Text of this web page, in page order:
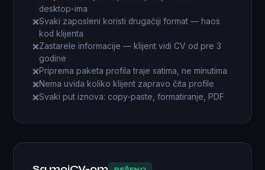
desktop-ima
❌Svaki zaposleni koristi drugačiji format — haos
kod klijenta
❌Zastarele informacije — klijent vidi CV od pre 3
godine
❌Priprema paketa profila traje satima, ne minutima
❌Nema uvida koliko klijent zapravo čita profile
❌Svaki put iznova: copy-paste, formatiranje, PDF